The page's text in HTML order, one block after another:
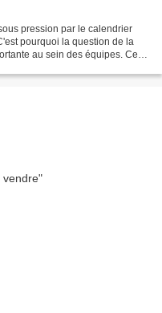
pression par le calendrier
pourquoi la question de la
au sein des équipes. Ces